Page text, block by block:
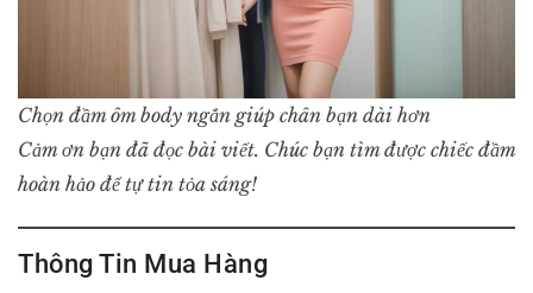
Chọn đầm ôm body ngắn giúp chân bạn dài hơn
Cảm ơn bạn đã đọc bài viết. Chúc bạn tìm được chiếc đầm
hoàn hảo để tự tin tỏa sáng!
Thông Tin Mua Hàng